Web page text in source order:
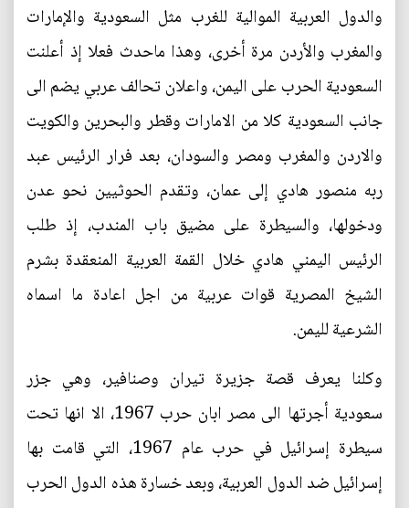
والدول العربية الموالية للغرب مثل السعودية والإمارات
والمغرب والأردن مرة أخرى، وهذا ماحدث فعلا إذ أعلنت
السعودية الحرب على اليمن، واعلان تحالف عربي يضم الى
جانب السعودية كلا من الامارات وقطر والبحرين والكويت
والاردن والمغرب ومصر والسودان، بعد فرار الرئيس عبد
ربه منصور هادي إلى عمان، وتقدم الحوثيين نحو عدن
ودخولها، والسيطرة على مضيق باب المندب، إذ طلب
الرئيس اليمني هادي خلال القمة العربية المنعقدة بشرم
الشيخ المصرية قوات عربية من اجل اعادة ما اسماه
الشرعية لليمن.
وكلنا يعرف قصة جزيرة تيران وصنافير، وهي جزر
سعودية أجرتها الى مصر ابان حرب 1967، الا انها تحت
سيطرة إسرائيل في حرب عام 1967، التي قامت بها
إسرائيل ضد الدول العربية، وبعد خسارة هذه الدول الحرب